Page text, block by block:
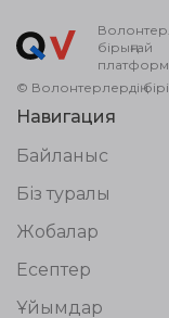
бірыңғай
© Волонтерлердің
Навигация
Байланыс
Біз туралы
Жобалар
Есептер
Ұйымдар